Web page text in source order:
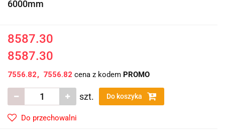
6000mm
8587.30
8587.30
7556.82 7556.82 cena z kodem PROMO
szt. Do koszyka
Do przechowalni